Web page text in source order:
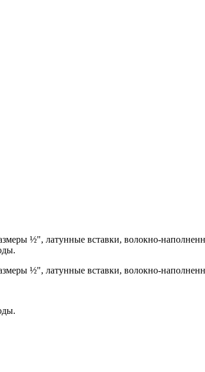
½", латунные вставки, волокно-
½", латунные вставки, волокно-